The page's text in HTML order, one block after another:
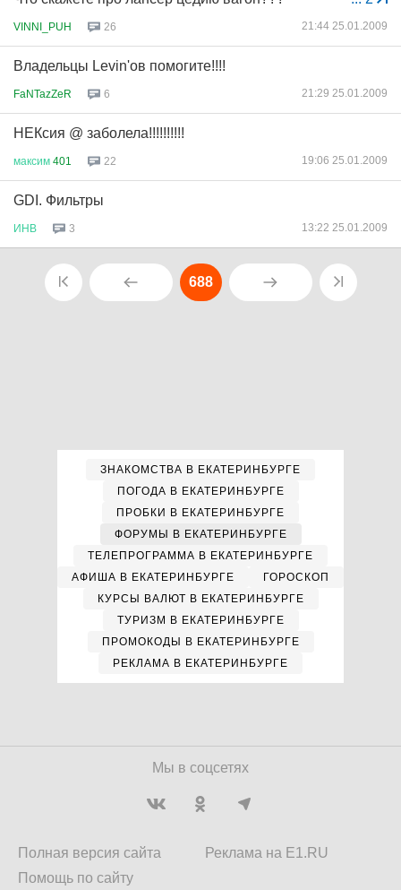
VINNI_PUH 26 21:44 25.01.2009
Владельцы Levin'ов помогите!!!!
FaNTazZeR 6 21:29 25.01.2009
НЕКсия @ заболела!!!!!!!!!!
максим 401 22 19:06 25.01.2009
GDI. Фильтры
ИНВ 3 13:22 25.01.2009
688
ЗНАКОМСТВА В ЕКАТЕРИНБУРГЕ
ПОГОДА В ЕКАТЕРИНБУРГЕ
ПРОБКИ В ЕКАТЕРИНБУРГЕ
ФОРУМЫ В ЕКАТЕРИНБУРГЕ
ТЕЛЕПРОГРАММА В ЕКАТЕРИНБУРГЕ
АФИША В ЕКАТЕРИНБУРГЕ
ГОРОСКОП
КУРСЫ ВАЛЮТ В ЕКАТЕРИНБУРГЕ
ТУРИЗМ В ЕКАТЕРИНБУРГЕ
ПРОМОКОДЫ В ЕКАТЕРИНБУРГЕ
РЕКЛАМА В ЕКАТЕРИНБУРГЕ
Мы в соцсетях
Полная версия сайта
Помощь по сайту
Реклама на E1.RU